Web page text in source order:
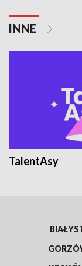
INNE
TalentAsy